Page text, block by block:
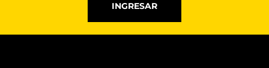
INGRESAR